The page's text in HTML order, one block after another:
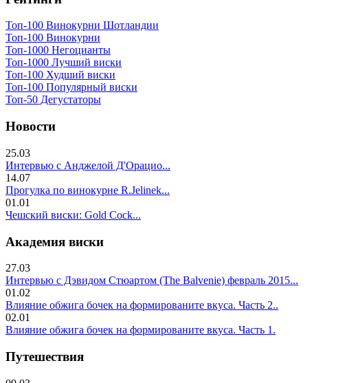
Топ-100 Винокурни Шотландии
Топ-100 Винокурни
Топ-1000 Негоцианты
Топ-1000 Лучший виски
Топ-100 Худший виски
Топ-100 Популярный виски
Топ-50 Дегустаторы
Новости
25.03
Интервью с Анджелой Д'Орацио...
14.07
Прогулка по винокурне R.Jelinek...
01.01
Чешский виски: Gold Cock...
Академия виски
27.03
Интервью с Дэвидом Стюартом (The Balvenie) февраль 2015...
01.02
Влияние обжига бочек на формированите вкуса. Часть 2..
02.01
Влияние обжига бочек на формированите вкуса. Часть 1.
Путешествия